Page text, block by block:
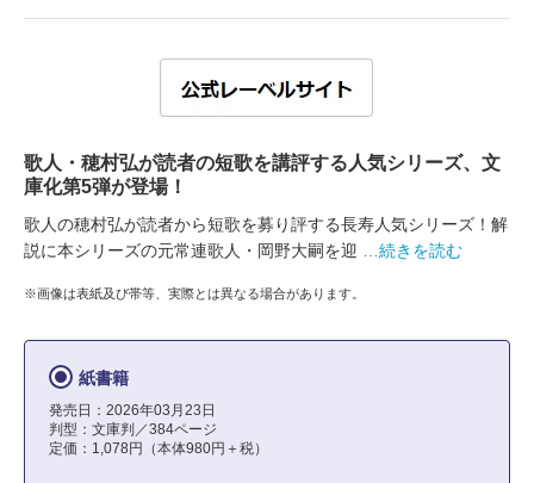
歌人・穂村弘が読者の短歌を講評する人気シリーズ、文
庫化第5弾が登場！
歌人の穂村弘が読者から短歌を募り評する長寿人気シリーズ！解
説に本シリーズの元常連歌人・岡野大嗣を迎
…続きを読む
※画像は表紙及び帯等、実際とは異なる場合があります。
紙書籍
発売日：2026年03月23日
判型：文庫判／384ページ
定価：1,078円（本体980円＋税）